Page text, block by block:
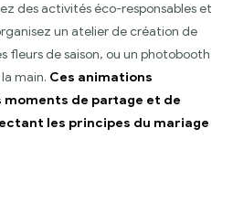
des activités éco-responsables et
un atelier de création de
fleurs de saison, ou un photobooth
main. Ces animations
de partage et de
les principes du mariage